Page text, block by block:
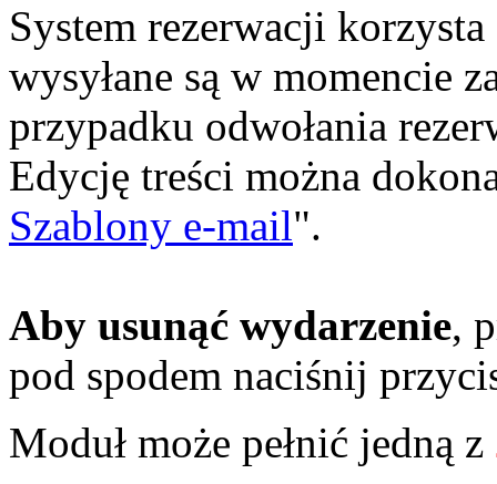
System rezerwacji
wysyłane są w momencie
przypadku odwołania
Edycję treści można
Szablony e-mail".
Aby usunąć wydarzenie,
pod spodem naciśnij
Moduł może pełnić jedną z